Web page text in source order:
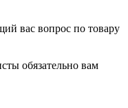
вас вопрос по товару
обязательно вам